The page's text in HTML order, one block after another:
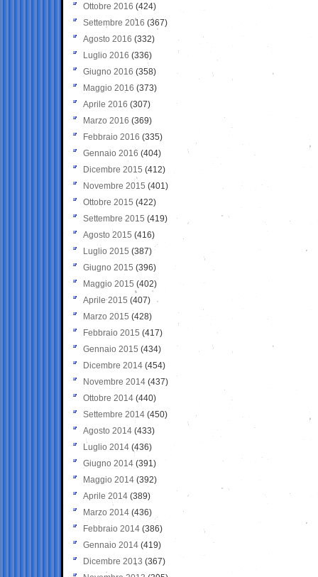
Ottobre 2016 (424)
Settembre 2016 (367)
Agosto 2016 (332)
Luglio 2016 (336)
Giugno 2016 (358)
Maggio 2016 (373)
Aprile 2016 (307)
Marzo 2016 (369)
Febbraio 2016 (335)
Gennaio 2016 (404)
Dicembre 2015 (412)
Novembre 2015 (401)
Ottobre 2015 (422)
Settembre 2015 (419)
Agosto 2015 (416)
Luglio 2015 (387)
Giugno 2015 (396)
Maggio 2015 (402)
Aprile 2015 (407)
Marzo 2015 (428)
Febbraio 2015 (417)
Gennaio 2015 (434)
Dicembre 2014 (454)
Novembre 2014 (437)
Ottobre 2014 (440)
Settembre 2014 (450)
Agosto 2014 (433)
Luglio 2014 (436)
Giugno 2014 (391)
Maggio 2014 (392)
Aprile 2014 (389)
Marzo 2014 (436)
Febbraio 2014 (386)
Gennaio 2014 (419)
Dicembre 2013 (367)